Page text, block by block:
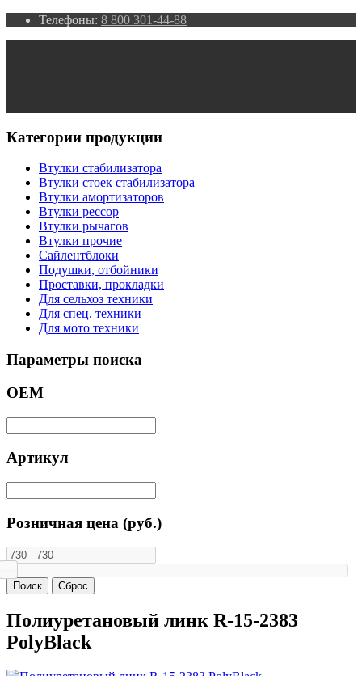
Телефоны: 8 800 301-44-88
Категории продукции
Втулки стабилизатора
Втулки стоек стабилизатора
Втулки амортизаторов
Втулки рессор
Втулки рычагов
Втулки прочие
Сайлентблоки
Подушки, отбойники
Проставки, прокладки
Для сельхоз техники
Для спец. техники
Для мото техники
Параметры поиска
ОЕМ
Артикул
Розничная цена (руб.)
Полиуретановый линк R-15-2383
PolyBlack